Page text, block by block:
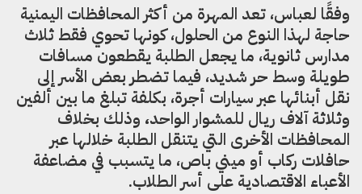
وفقًا لعباس، تعد المهرة من أكثر المحافظات اليمنية
حاجة لهذا النوع من الحلول، كونها تحوي فقط ثلاث
مدارس ثانوية، ما يجعل الطلبة يقطعون مسافات
طويلة وسط حر شديد، فيما تضطر بعض الأسر إلى
نقل أبنائها عبر سيارات أجرة، بكلفة تبلغ ما بين ألفين
وثلاثة آلاف ريال للمشوار الواحد، وذلك بخلاف
المحافظات الأخرى التي يتنقل الطلبة خلالها عبر
حافلات ركاب أو ميني باص، ما يتسبب في مضاعفة
الأعباء الاقتصادية على أسر الطلاب.